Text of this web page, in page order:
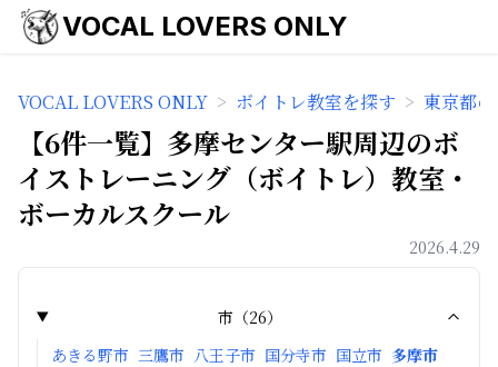
VOCAL LOVERS ONLY
VOCAL LOVERS ONLY > ボイトレ教室を探す > 東京都
【6件一覧】多摩センター駅周辺のボ
イストレーニング（ボイトレ）教室・
ボーカルスクール
2026.4.29
市 （26）
あきる野市 三鷹市 八王子市 国分寺市 国立市 多摩市